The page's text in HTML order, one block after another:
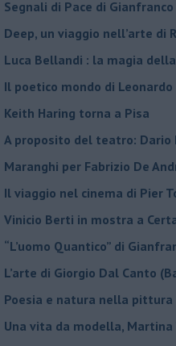
Segnali di Pace di
​Deep, un viaggio nell’arte di
​Luca Bellandi : la magia
​Il poetico mondo di
​Keith Haring torna a Pisa
​A proposito del teatro: Dario
Maranghi per Fabrizio De
​Il viaggio nel cinema di Pier
Vinicio Berti in mostra a
“L’uomo Quantico” di
​L’arte di Giorgio Dal Canto
Poesia e natura nella
Una vita da modella, Martina